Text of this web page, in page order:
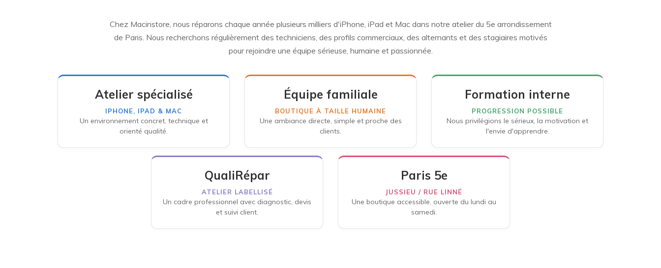
Chez Macinstore, nous réparons chaque année plusieurs milliers d'iPhone, iPad et Mac dans notre atelier du 5e arrondissement
de Paris. Nous recherchons régulièrement des techniciens, des profils commerciaux, des alternants et des stagiaires motivés
pour rejoindre une équipe sérieuse, humaine et passionnée.
Atelier spécialisé
IPHONE, IPAD & MAC
Un environnement concret, technique et
orienté qualité.
Équipe familiale
BOUTIQUE À TAILLE HUMAINE
Une ambiance directe, simple et proche des
clients.
Formation interne
PROGRESSION POSSIBLE
Nous privilégions le sérieux, la motivation et
l'envie d'apprendre.
QualiRépar
ATELIER LABELLISÉ
Un cadre professionnel avec diagnostic, devis
et suivi client.
Paris 5e
JUSSIEU / RUE LINNÉ
Une boutique accessible, ouverte du lundi au
samedi.